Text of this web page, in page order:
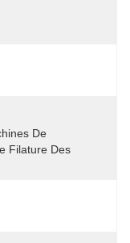
De
Filature Des